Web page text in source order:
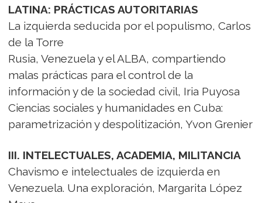
LATINA: PRÁCTICAS AUTORITARIAS
La izquierda seducida por el populismo, Carlos
de la Torre
Rusia, Venezuela y el ALBA, compartiendo
malas prácticas para el control de la
información y de la sociedad civil, Iria Puyosa
Ciencias sociales y humanidades en Cuba:
parametrización y despolitización, Yvon Grenier
III. INTELECTUALES, ACADEMIA, MILITANCIA
Chavismo e intelectuales de izquierda en
Venezuela. Una exploración, Margarita López